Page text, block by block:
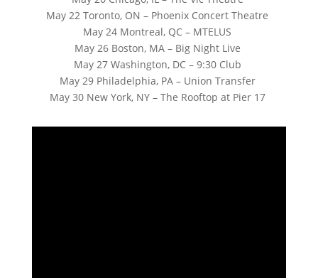
May 22 Toronto, ON – Phoenix Concert Theatre
May 24 Montreal, QC – MTELUS
May 26 Boston, MA – Big Night Live
May 27 Washington, DC – 9:30 Club
May 29 Philadelphia, PA – Union Transfer
May 30 New York, NY – The Rooftop at Pier 17